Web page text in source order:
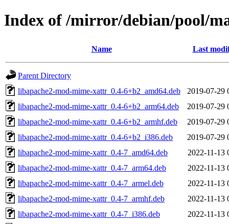
Index of /mirror/debian/pool/
Name Last
Parent Directory
libapache2-mod-mime-xattr_0.4-6+b2_amd64.deb
2019-07-29
libapache2-mod-mime-xattr_0.4-6+b2_arm64.deb
2019-07-29
libapache2-mod-mime-xattr_0.4-6+b2_armhf.deb
2019-07-29
libapache2-mod-mime-xattr_0.4-6+b2_i386.deb
2019-07-29
libapache2-mod-mime-xattr_0.4-7_amd64.deb
2022-11-13
libapache2-mod-mime-xattr_0.4-7_arm64.deb
2022-11-13
libapache2-mod-mime-xattr_0.4-7_armel.deb
2022-11-13
libapache2-mod-mime-xattr_0.4-7_armhf.deb
2022-11-13
libapache2-mod-mime-xattr_0.4-7_i386.deb
2022-11-13